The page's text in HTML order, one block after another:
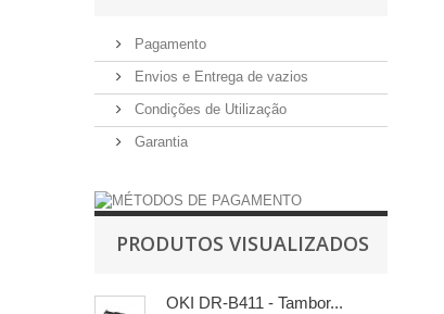
Pagamento
Envios e Entrega de vazios
Condições de Utilização
Garantia
PRODUTOS VISUALIZADOS
OKI DR-B411 - Tambor...